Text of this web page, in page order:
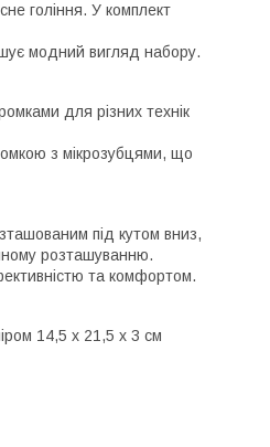
гоління. У комплект
модний вигляд набору.
для різних технік
з мікрозубцями, що
під кутом вниз,
розташуванню.
та комфортом.
14,5 х 21,5 х 3 см